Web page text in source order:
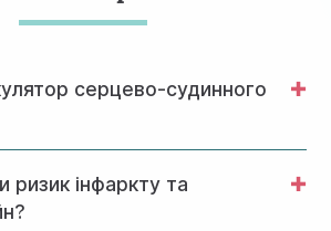
серцево-судинного
інфаркту міокарда, інсульту чи
протягом найближчих 10 років.
ризику онлайн
ризик інфаркту та